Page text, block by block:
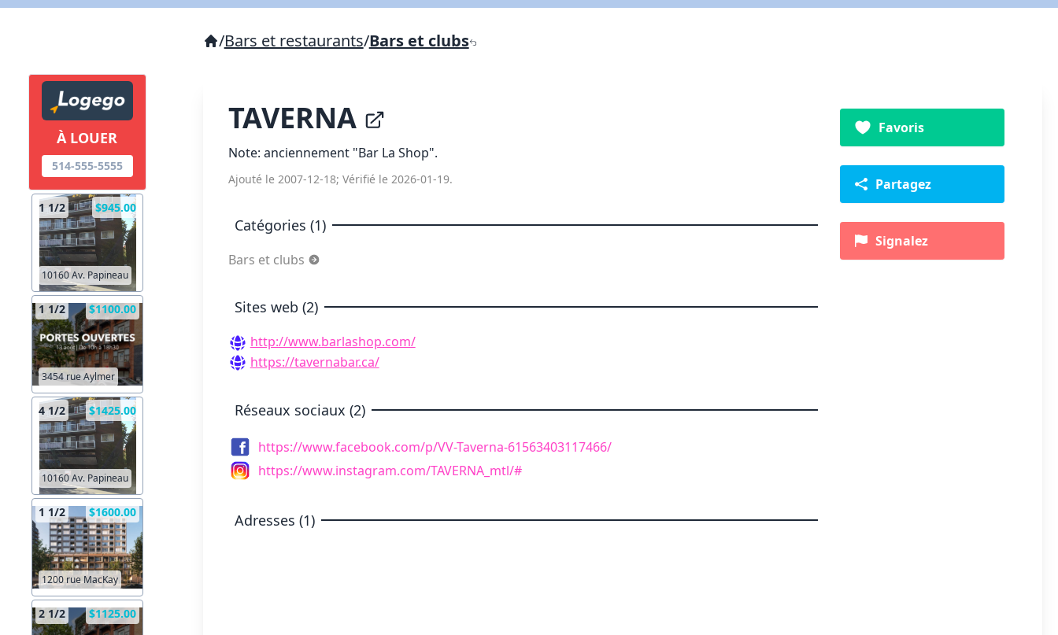
À LOUER
514-555-5555
1 1/2 $945.00
10160 Av. Papineau
1 1/2 $1100.00
3454 rue Aylmer
4 1/2 $1425.00
10160 Av. Papineau
1 1/2 $1600.00
1200 rue MacKay
2 1/2 $1125.00
/Bars et restaurants/Bars et clubs
TAVERNA
Note: anciennement "Bar La Shop".
Ajouté le 2007-12-18; Vérifié le 2026-01-19.
Catégories (1)
Bars et clubs
Sites web (2)
http://www.barlashop.com/
https://tavernabar.ca/
Réseaux sociaux (2)
https://www.facebook.com/p/VV-Taverna-61563403117466/
https://www.instagram.com/TAVERNA_mtl/#
Adresses (1)
Favoris
Partagez
Signalez